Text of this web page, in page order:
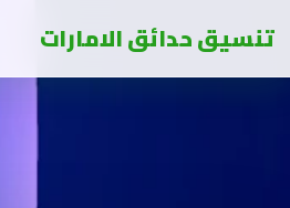
تنسيق حدائق الامارات